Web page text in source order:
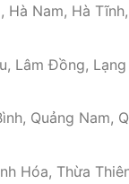
Hà Nam, Hà
Lâm Đồng,
Quảng Nam,
Hóa, Thừa